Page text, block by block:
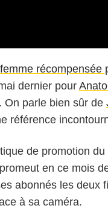
récompensée
dernier pour
. On parle bien sûr de
référence
de promotion du
en ce mois
abonnés les deux
à sa caméra.